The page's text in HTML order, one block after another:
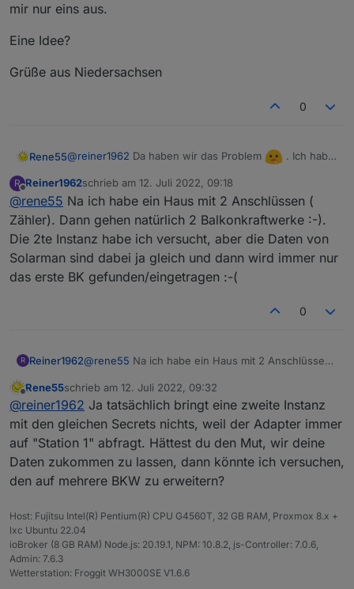
mir nur eins aus.
Eine Idee?
Grüße aus Niedersachsen
0
Rene55@reiner1962 Da haben wir das Problem
. Ich hab
Es gibt eine Anfrage an die API, bei der die Anzahl der
Plants zurückgegeben wird. Da gäbe es die
Möglichkeit, auf mehrere zu erweitern - was ich aber
nicht testen kann, da ich nur eine habe.
Alternative wäre natürlich eine zweite Instanz. (BTW:
sind denn mehrere BKW in NS zulässig?)
R
Offline
Reiner1962schrieb am 12. Juli 2022, 09:18
zuletzt editiert von
@rene55 Na ich habe ein Haus mit 2 Anschlüssen (
Zähler). Dann gehen natürlich 2 Balkonkraftwerke :-).
Die 2te Instanz habe ich versucht, aber die Daten von
Solarman sind dabei ja gleich und dann wird immer nur
das erste BK gefunden/eingetragen :-(
0
R Reiner1962@rene55 Na ich habe ein Haus mit 2 Anschlüssen
:-). Die 2te Instanz habe ich versucht, aber die
Daten von Solarman sind dabei ja gleich und dann
wird immer nur das erste BK
gefunden/eingetragen :-(
Offline
Rene55schrieb am 12. Juli 2022, 09:32
zuletzt editiert von
@reiner1962 Ja tatsächlich bringt eine zweite Instanz
mit den gleichen Secrets nichts, weil der Adapter immer
auf "Station 1" abfragt. Hättest du den Mut, wir deine
Daten zukommen zu lassen, dann könnte ich versuchen,
den auf mehrere BKW zu erweitern?
Host: Fujitsu Intel(R) Pentium(R) CPU G4560T, 32 GB RAM, Proxmox 8.x +
lxc Ubuntu 22.04
ioBroker (8 GB RAM) Node.js: 20.19.1, NPM: 10.8.2, js-Controller: 7.0.6,
Admin: 7.6.3
Wetterstation: Froggit WH3000SE V1.6.6